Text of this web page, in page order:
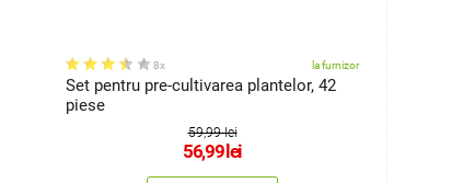
8x la furnizor
Set pentru pre-cultivarea plantelor, 42
piese
59,99 lei
56,99lei